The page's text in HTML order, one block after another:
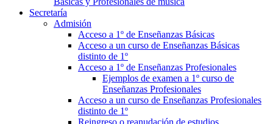
Secretaría
Admisión
Acceso a 1º de Enseñanzas Básicas
Acceso a un curso de Enseñanzas Básicas
distinto de 1º
Acceso a 1º de Enseñanzas Profesionales
Ejemplos de examen a 1º curso de
Enseñanzas Profesionales
Acceso a un curso de Enseñanzas Profesionales
distinto de 1º
Reingreso o reanudación de estudios